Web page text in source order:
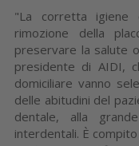
"La corretta
rimozione della
preservare la salute
presidente di AIDI,
domiciliare vanno
delle abitudini del
dentale, alla
interdentali. È